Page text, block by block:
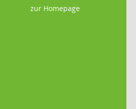
zur Homepage